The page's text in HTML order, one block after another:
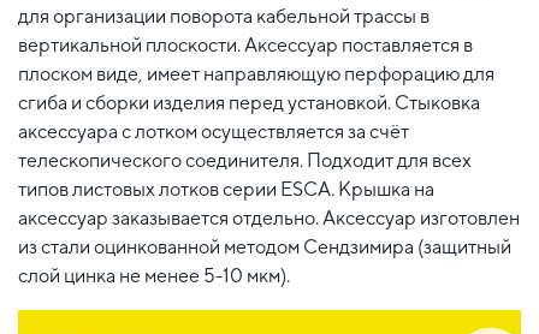
для организации поворота кабельной трассы в
вертикальной плоскости. Аксессуар поставляется в
плоском виде, имеет направляющую перфорацию для
сгиба и сборки изделия перед установкой. Стыковка
аксессуара с лотком осуществляется за счёт
телескопического соединителя. Подходит для всех
типов листовых лотков серии ESCA. Крышка на
аксессуар заказывается отдельно. Аксессуар изготовлен
из стали оцинкованной методом Сендзимира (защитный
слой цинка не менее 5-10 мкм).